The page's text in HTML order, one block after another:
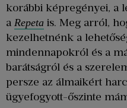
korábbi képregényei, a
a Repeta is. Meg arról,
kezelhetnénk a
mindennapokról és a
barátságról és a
persze az álmaikért
ügyefogyott-őszinte